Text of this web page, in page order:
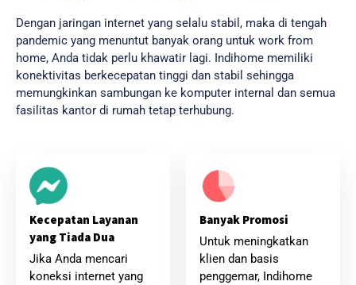
Dengan jaringan internet yang selalu stabil, maka di tengah
pandemic yang menuntut banyak orang untuk work from
home, Anda tidak perlu khawatir lagi. Indihome memiliki
konektivitas berkecepatan tinggi dan stabil sehingga
memungkinkan sambungan ke komputer internal dan semua
fasilitas kantor di rumah tetap terhubung.
Kecepatan Layanan
yang Tiada Dua
Jika Anda mencari
koneksi internet yang
Banyak Promosi
Untuk meningkatkan
klien dan basis
penggemar, Indihome